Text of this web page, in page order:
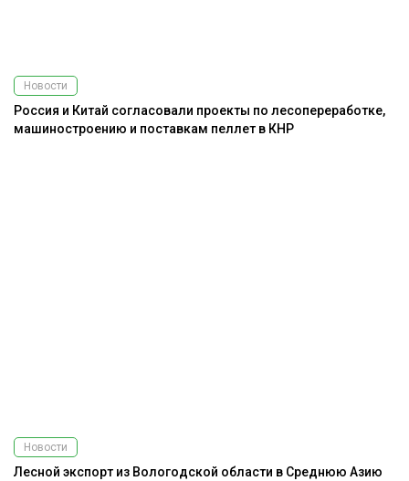
Новости
Россия и Китай согласовали проекты по лесопереработке,
машиностроению и поставкам пеллет в КНР
Новости
Лесной экспорт из Вологодской области в Среднюю Азию